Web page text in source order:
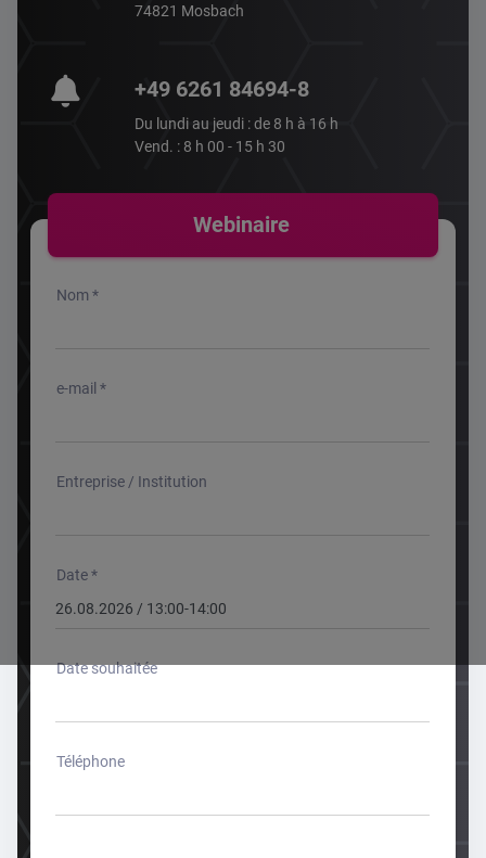
74821 Mosbach
+49 6261 84694-8
Du lundi au jeudi : de 8 h à 16 h
Vend. : 8 h 00 - 15 h 30
Webinaire
Nom *
e-mail *
Entreprise / Institution
Date *
Date souhaitée
Téléphone